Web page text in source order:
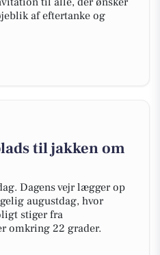
af eftertanke og
til jakken om
Dagens vejr lægger op
augustdag, hvor
stiger fra
omkring 22 grader.